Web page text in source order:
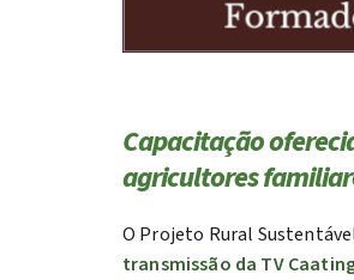
Capacitação
agricultores
O Projeto Rural
transmissão da TV